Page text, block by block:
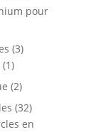
produit
pour
33
11
produit
22
produits
3232
produits
en